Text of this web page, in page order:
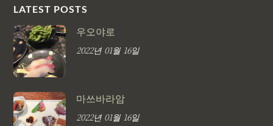
LATEST POSTS
우오야로
2022년 01월 16일
마쓰바라암
2022년 01월 16일